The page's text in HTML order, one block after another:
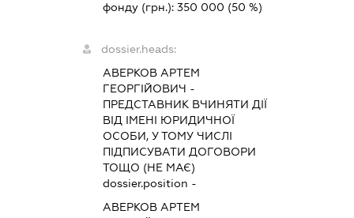
фонду (грн.):350 000 (50 %)
dossier.heads:
АВЕРКОВ АРТЕМ
ГЕОРГІЙОВИЧ -
ПРЕДСТАВНИК ВЧИНЯТИ ДІЇ
ВІД ІМЕНІ ЮРИДИЧНОЇ
ОСОБИ, У ТОМУ ЧИСЛІ
ПІДПИСУВАТИ ДОГОВОРИ
ТОЩО (НЕ МАЄ)
dossier.position -
АВЕРКОВ АРТЕМ